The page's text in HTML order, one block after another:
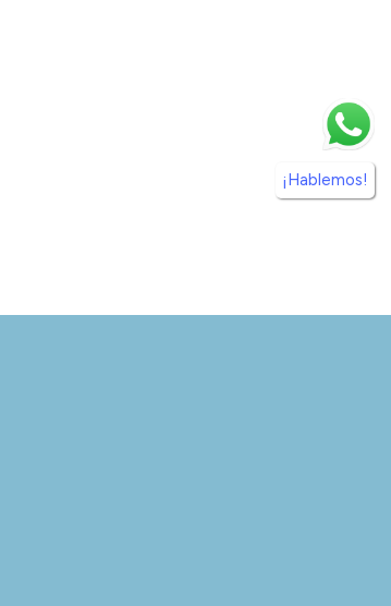
¡Hablemos!